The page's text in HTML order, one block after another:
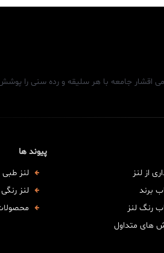
اقشار جامعه با هر سلیقه و رده سنی را
از لنز
برند
رنگ لنز
های متداول
پیوند ها
لنز طبی
لنز رنگی